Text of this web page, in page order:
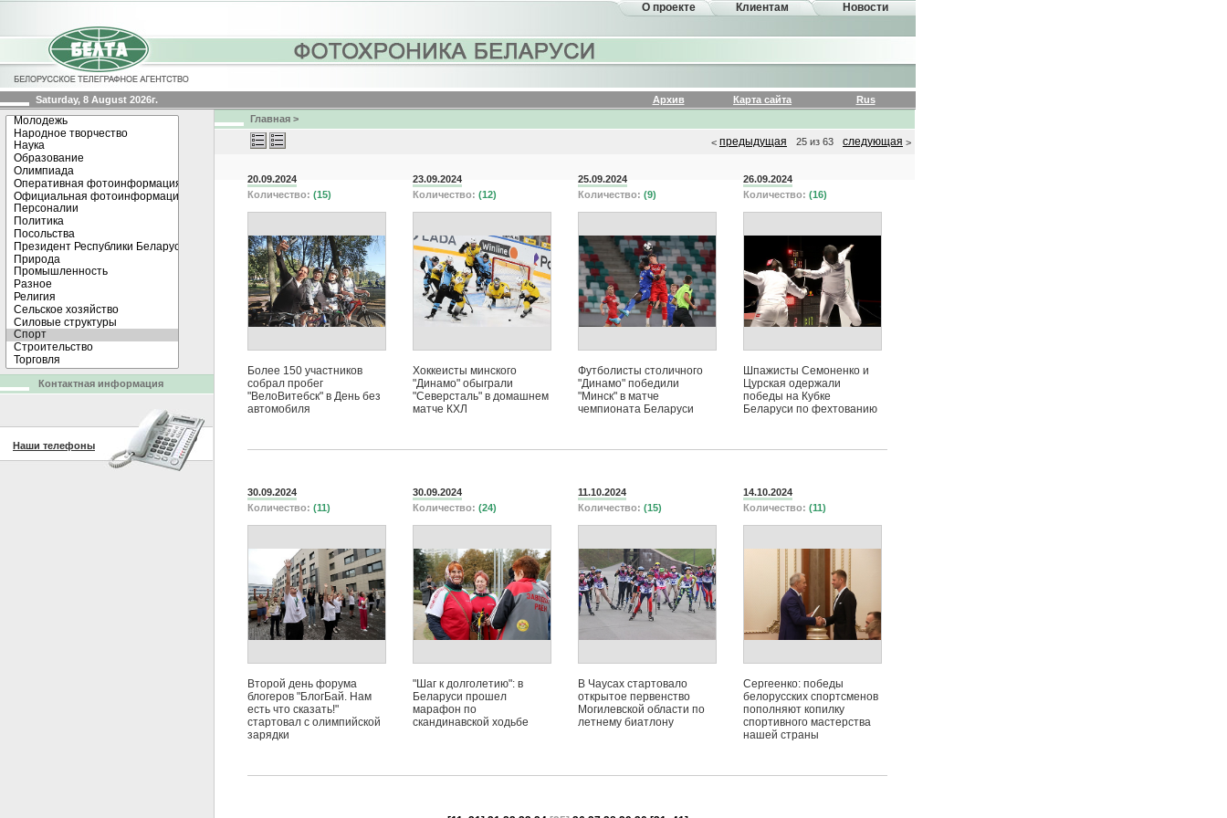
О проекте Клиентам Новости
Saturday, 8 August 2026г. Архив Карта сайта
Rus
Главная >
< предыдущая 25 из 63 следующая >
20.09.2024
Количество: (15)
Более 150 участников
собрал пробег
"ВелоВитебск" в День без
автомобиля
23.09.2024
Количество: (12)
Хоккеисты минского
"Динамо" обыграли
"Северсталь" в домашнем
матче КХЛ
25.09.2024
Количество: (9)
Футболисты столичного
"Динамо" победили
"Минск" в матче
чемпионата Беларуси
26.09.2024
Количество: (16)
Шпажисты Семоненко и
Цурская одержали
победы на Кубке
Беларуси по фехтованию
30.09.2024
Количество: (11)
Второй день форума
блогеров "БлогБай. Нам
есть что сказать!"
стартовал с олимпийской
зарядки
30.09.2024
Количество: (24)
"Шаг к долголетию": в
Беларуси прошел
марафон по
скандинавской ходьбе
11.10.2024
Количество: (15)
В Чаусах стартовало
открытое первенство
Могилевской области по
летнему биатлону
14.10.2024
Количество: (11)
Сергеенко: победы
белорусских спортсменов
пополняют копилку
спортивного мастерства
нашей страны
Контактная информация
Наши телефоны